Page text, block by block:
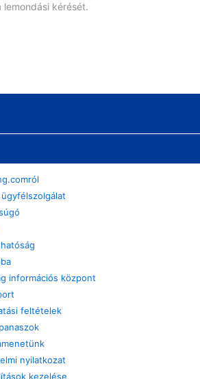
kérését.
információs központ
feltételek
nyilatkozat
kezelése